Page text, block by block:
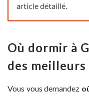
article détaillé.
Où dormir à
des
Vous vous demandez